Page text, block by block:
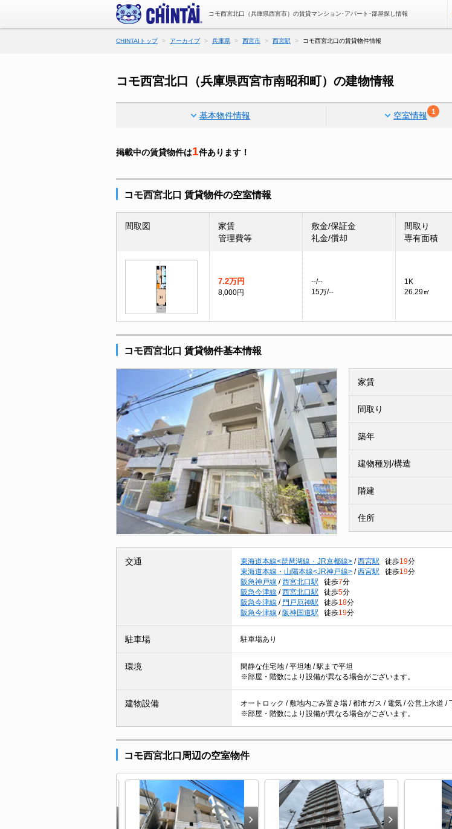
コモ西宮北口（兵庫県西宮市）の賃貸マンション･アパート･部屋探し情報
CHINTAIトップ アーカイブ 兵庫県 西宮市 西宮駅 コモ西宮北口の賃貸物件情報
コモ西宮北口（兵庫県西宮市南昭和町）の建物情報
基本物件情報 空室情報 1
掲載中の賃貸物件は1件あります！
コモ西宮北口 賃貸物件の空室情報
間取図
家賃
管理費等
敷金/保証金
礼金/償却
間取り
専有面積
7.2万円
8,000円
--/--
15万/--
1K
26.29㎡
コモ西宮北口 賃貸物件基本情報
家賃
間取り
築年
建物種別/構造
階建
住所
交通 東海道本線<琵琶湖線・JR京都線> / 西宮駅 徒歩19分
東海道本線・山陽本線<JR神戸線> / 西宮駅 徒歩19分
阪急神戸線 / 西宮北口駅 徒歩7分
阪急今津線 / 西宮北口駅 徒歩5分
阪急今津線 / 門戸厄神駅 徒歩18分
阪急今津線 / 阪神国道駅 徒歩19分
駐車場 駐車場あり
環境
閑静な住宅地 / 平坦地 / 駅まで平坦
※部屋・階数により設備が異なる場合がございます。
建物設備
オートロック / 敷地内ごみ置き場 / 都市ガス / 電気 / 公営上水道 /
※部屋・階数により設備が異なる場合がございます。
コモ西宮北口周辺の空室物件